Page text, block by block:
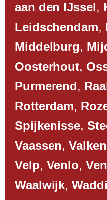
aan den IJssel,
Leidschendam,
Middelburg,
Oosterhout,
Purmerend,
Rotterdam,
Spijkenisse,
Vaassen,
Velp, Venlo,
Waalwijk,